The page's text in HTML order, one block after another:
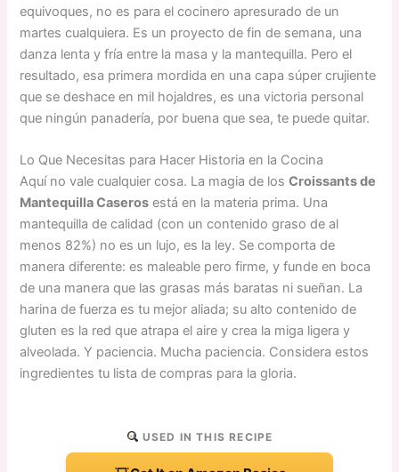
equivoques, no es para el cocinero apresurado de un
martes cualquiera. Es un proyecto de fin de semana, una
danza lenta y fría entre la masa y la mantequilla. Pero el
resultado, esa primera mordida en una capa súper crujiente
que se deshace en mil hojaldres, es una victoria personal
que ningún panadería, por buena que sea, te puede quitar.
Lo Que Necesitas para Hacer Historia en la Cocina
Aquí no vale cualquier cosa. La magia de losCroissants de
Mantequilla Caseros está en la materia prima. Una
mantequilla de calidad (con un contenido graso de al
menos 82%) no es un lujo, es la ley. Se comporta de
manera diferente: es maleable pero firme, y funde en boca
de una manera que las grasas más baratas ni sueñan. La
harina de fuerza es tu mejor aliada; su alto contenido de
gluten es la red que atrapa el aire y crea la miga ligera y
alveolada. Y paciencia. Mucha paciencia. Considera estos
ingredientes tu lista de compras para la gloria.
USED IN THIS RECIPE